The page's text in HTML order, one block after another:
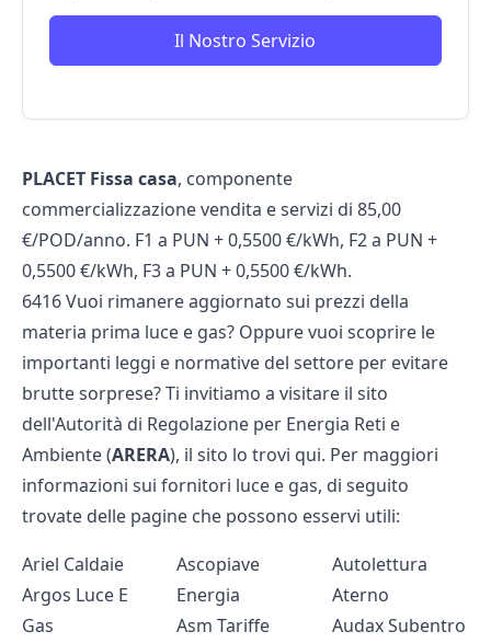
Il Nostro Servizio
PLACET Fissa casa, componente
commercializzazione vendita e servizi di 85,00
€/POD/anno. F1 a PUN + 0,5500 €/kWh, F2 a PUN +
0,5500 €/kWh, F3 a PUN + 0,5500 €/kWh.
6416 Vuoi rimanere aggiornato sui prezzi della
materia prima luce e gas? Oppure vuoi scoprire le
importanti leggi e normative del settore per evitare
brutte sorprese? Ti invitiamo a visitare il sito
dell'Autorità di Regolazione per Energia Reti e
Ambiente (ARERA), il sito lo trovi qui. Per maggiori
informazioni sui fornitori luce e gas, di seguito
trovate delle pagine che possono esservi utili:
Ariel Caldaie
Argos Luce E
Gas
Ascopiave
Energia
Asm Tariffe
Autolettura
Aterno
Audax Subentro